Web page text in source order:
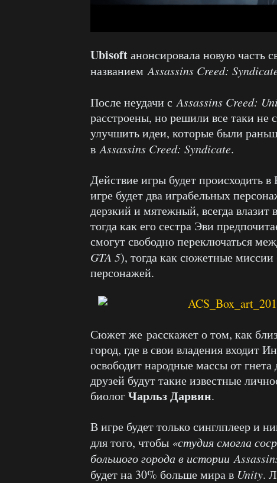
Ubisoftанонсировала новую часть
названиемAssassins Creed:
После неудачи сAssassins Creed:
расстроены, но решили все таки не
улучшить идеи, которые были
вAssassins Creed: Syndicate.
Действие игры будет происходить
игре будет два играбельных
дерзкий и мятежный, всегда
тогда как его сестра Эви
смогут свободно переключаться
GTA 5), тогда как сюжетные миссии
персонажей.
Сюжет же расскажет о том, как
город, где в свои владения входит
освободит народные массы от
друзей будут такие известные
биологЧарльз Дарвин.
В игре будет только синглплеер и
для того, чтобы «студия смогла
большого города в истории
будет на 30% больше мира в Unity.